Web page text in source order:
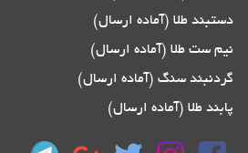
دستبند طلا (آماده ارسال)
نیم ست طلا (آماده ارسال)
گردنبند سنگ (آماده ارسال)
پابند طلا (آماده ارسال)